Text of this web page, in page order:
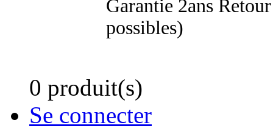
Garantie 2ans
possibles)
0 produit(s)
Se connecter